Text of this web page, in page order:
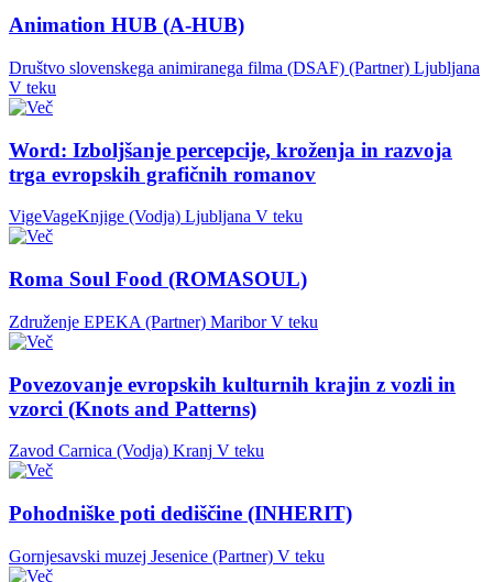
Animation HUB (A-HUB)
Društvo slovenskega animiranega filma (DSAF) (Partner) Ljubljana
V teku
Word: Izboljšanje percepcije, kroženja in razvoja
trga evropskih grafičnih romanov
VigeVageKnjige (Vodja) Ljubljana V teku
Roma Soul Food (ROMASOUL)
Združenje EPEKA (Partner) Maribor V teku
Povezovanje evropskih kulturnih krajin z vozli in
vzorci (Knots and Patterns)
Zavod Carnica (Vodja) Kranj V teku
Pohodniške poti dediščine (INHERIT)
Gornjesavski muzej Jesenice (Partner) V teku